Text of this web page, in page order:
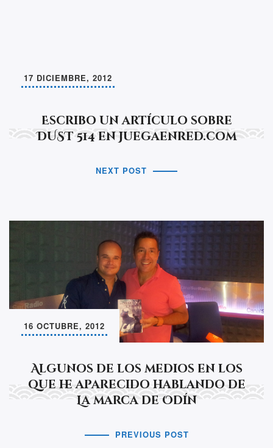
Escribo un artículo sobre
DUST 514 en Juegaenred.com
17 DICIEMBRE, 2012
NEXT POST
Algunos de los medios en los
que he aparecido hablando de
La marca de Odín
16 OCTUBRE, 2012
PREVIOUS POST